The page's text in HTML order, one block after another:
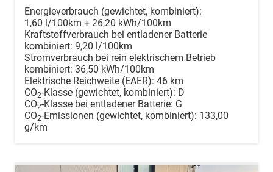
Energieverbrauch (gewichtet, kombiniert):
1,60 l/100km + 26,20 kWh/100km
Kraftstoffverbrauch bei entladener Batterie
kombiniert: 9,20 l/100km
Stromverbrauch bei rein elektrischem Betrieb
kombiniert: 36,50 kWh/100km
Elektrische Reichweite (EAER): 46 km
CO2-Klasse (gewichtet, kombiniert): D
CO2-Klasse bei entladener Batterie: G
CO2-Emissionen (gewichtet, kombiniert): 133,00
g/km